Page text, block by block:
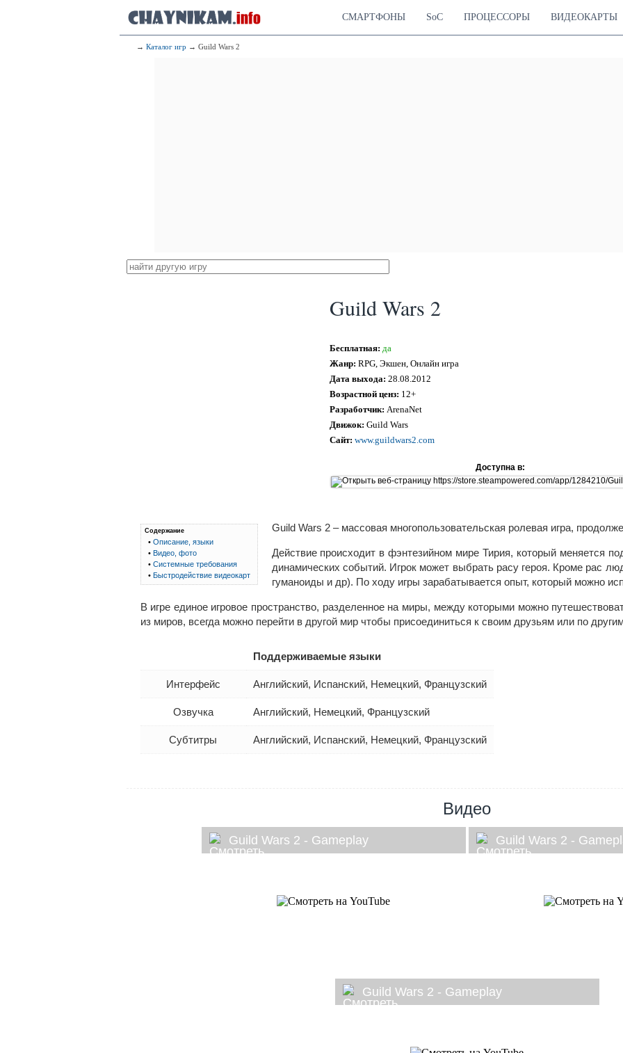
СМАРТФОНЫ SoC ПРОЦЕССОРЫ ВИДЕОКАРТЫ
→ Каталог игр → Guild Wars 2
Guild Wars 2
Бесплатная: да
Жанр: RPG, Экшен, Онлайн игра
Дата выхода: 28.08.2012
Возрастной ценз: 12+
Разработчик: ArenaNet
Движок: Guild Wars
Сайт: www.guildwars2.com
Доступна в:
Содержание
• Описание, языки
• Видео, фото
• Системные требования
• Быстродействие видеокарт
Guild Wars 2 – массовая многопользовательская ролевая игра,
Действие происходит в фэнтезийном мире Тирия, который меняется
динамических событий. Игрок может выбрать расу героя. Кроме рас
гуманоиды и др). По ходу игры зарабатывается опыт, который можно
В игре единое игровое пространство, разделенное на миры, между которыми можно
из миров, всегда можно перейти в другой мир чтобы присоединиться к своим друзьям или по
Поддерживаемые языки
Интерфейс Английский, Испанский, Немецкий, Французский
Озвучка Английский, Немецкий, Французский
Субтитры Английский, Испанский, Немецкий, Французский
Видео
Guild Wars 2 - Gameplay Guild Wars 2 -
Guild Wars 2 - Gameplay